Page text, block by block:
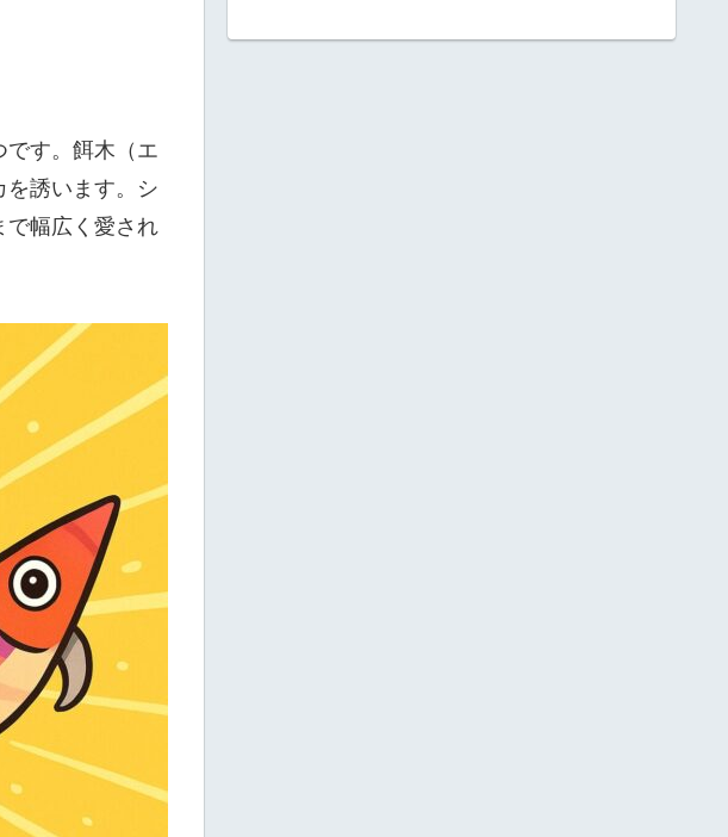
です。餌木（エ
を誘います。シ
で幅広く愛され